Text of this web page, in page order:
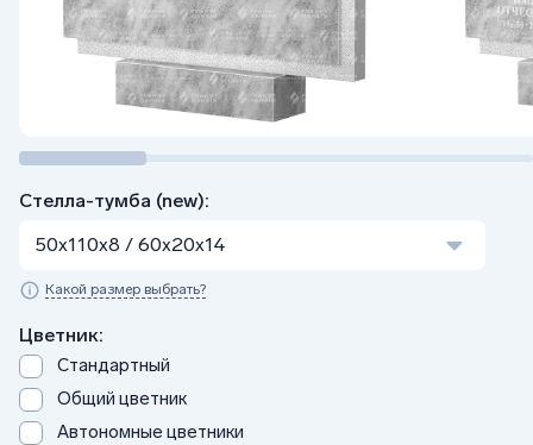
Стелла-тумба (new):
50x110x8 / 60x20x14
Какой размер выбрать?
Цветник:
Стандартный
Общий цветник
Автономные цветники